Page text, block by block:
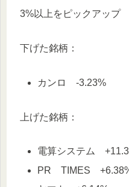
3%以上をピックアップ
下げた銘柄：
カンロ -3.23%
上げた銘柄：
電算システム
PR TIMES